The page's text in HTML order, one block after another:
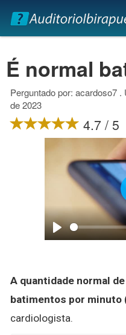
É normal
Perguntado por: acardoso7
de 2023
4.7 / 5
Play
A quantidade normal
batimentos por minuto
cardiologista.